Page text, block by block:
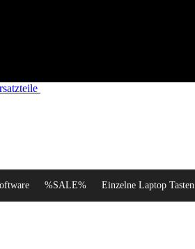
%SALE% Einzelne Laptop Tasten